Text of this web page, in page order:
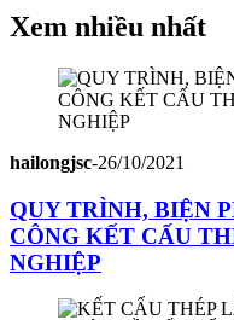
Xem nhiều nhất
hailongjsc-26/10/2021
QUY TRÌNH, BIỆN
CÔNG KẾT CẤU
NGHIỆP